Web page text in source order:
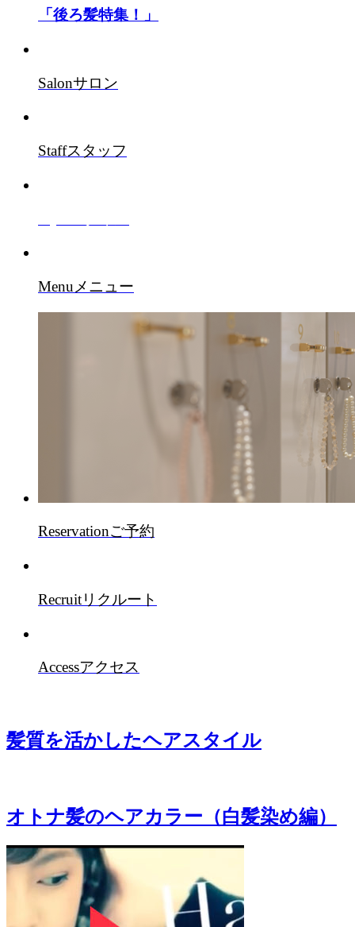
「後ろ髪特集！」
Salonサロン
Staffスタッフ
Menu メニュー
Reservationご予約
Recruitリクルート
Accessアクセス
髪質を活かしたヘアスタイル
オトナ髪のヘアカラー（白髪染め編）